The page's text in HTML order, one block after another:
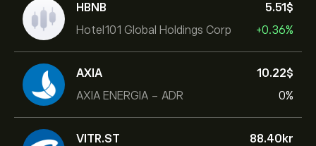
HBNB
Hotel101 Global Holdings Corp
5.51‎$‎
+0.36%
AXIA
AXIA ENERGIA - ADR
10.22‎$‎
0%
VITR.ST
88.40‎kr‎